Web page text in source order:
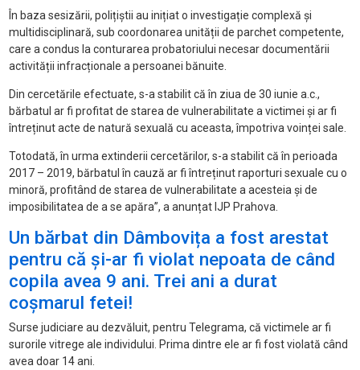
În baza sesizării, polițiștii au inițiat o investigație complexă și
multidisciplinară, sub coordonarea unității de parchet competente,
care a condus la conturarea probatoriului necesar documentării
activității infracționale a persoanei bănuite.
Din cercetările efectuate, s-a stabilit că în ziua de 30 iunie a.c.,
bărbatul ar fi profitat de starea de vulnerabilitate a victimei și ar fi
întreținut acte de natură sexuală cu aceasta, împotriva voinței sale.
Totodată, în urma extinderii cercetărilor, s-a stabilit că în perioada
2017 – 2019, bărbatul în cauză ar fi întreținut raporturi sexuale cu o
minoră, profitând de starea de vulnerabilitate a acesteia și de
imposibilitatea de a se apăra”, a anunțat IJP Prahova.
Un bărbat din Dâmbovița a fost arestat
pentru că și-ar fi violat nepoata de când
copila avea 9 ani. Trei ani a durat
coșmarul fetei!
Surse judiciare au dezvăluit, pentru Telegrama, că victimele ar fi
surorile vitrege ale individului. Prima dintre ele ar fi fost violată când
avea doar 14 ani.